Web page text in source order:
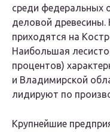
среди федеральных
деловой
приходятся на
Наибольшая
процентов)
и Владимирской
лидируют по
Крупнейшие